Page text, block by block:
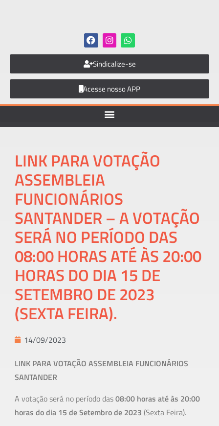
Sindicalize-se
Acesse nosso APP
LINK PARA VOTAÇÃO
ASSEMBLEIA
FUNCIONÁRIOS
SANTANDER – A VOTAÇÃO
SERÁ NO PERÍODO DAS
08:00 HORAS ATÉ ÀS 20:00
HORAS DO DIA 15 DE
SETEMBRO DE 2023
(SEXTA FEIRA).
14/09/2023
LINK PARA VOTAÇÃO ASSEMBLEIA FUNCIONÁRIOS
SANTANDER
A votação será no período das08:00 horas até às 20:00
horas do dia 15 de Setembro de 2023 (Sexta Feira).